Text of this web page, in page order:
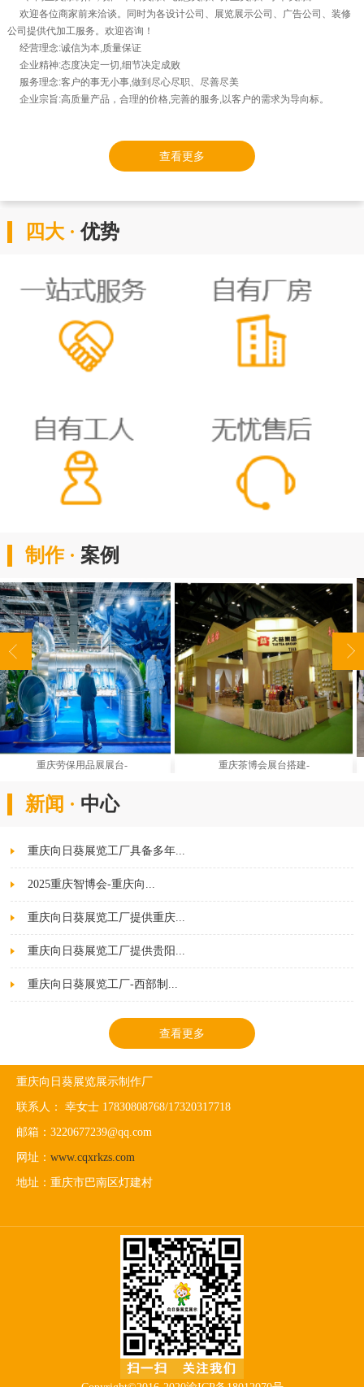
欢迎各位商家前来洽谈。同时为各设计公司、展览展示公司、广告公司、装修
公司提供代加工服务。欢迎咨询！
经营理念:诚信为本,质量保证
企业精神:态度决定一切,细节决定成败
服务理念:客户的事无小事,做到尽心尽职、尽善尽美
企业宗旨:高质量产品，合理的价格,完善的服务,以客户的需求为导向标。
查看更多
四大 ·优势
制作 · 案例
重庆茶博会展台搭建- 重庆向日葵展览
新闻 · 中心
重庆向日葵展览工厂具备多年...
2025重庆智博会-重庆向...
重庆向日葵展览工厂提供重庆...
重庆向日葵展览工厂提供贵阳...
重庆向日葵展览工厂-西部制...
查看更多
重庆向日葵展览展示制作厂
联系人： 幸女士 17830808768/17320317718
邮箱：3220677239@qq.com
网址： www.cqxrkzs.com
地址：重庆市巴南区灯建村